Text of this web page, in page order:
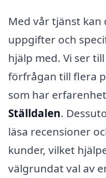
Med vår tjänst kan
uppgifter och
hjälp med. Vi ser
förfrågan till flera
som har
Ställdalen.
läsa recensioner
kunder, vilket
välgrundat val av